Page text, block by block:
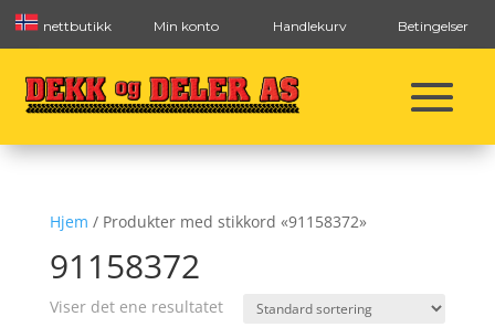
nettbutikk Min konto Handlekurv Betingelser
Hjem / Produkter med stikkord «91158372»
91158372
Viser det ene resultatet